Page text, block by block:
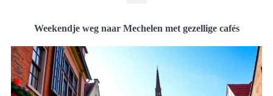
Weekendje weg naar Mechelen met gezellige cafés